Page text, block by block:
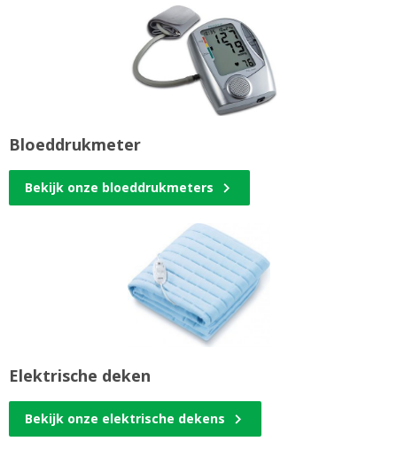
Bloeddrukmeter
Bekijk onze bloeddrukmeters
Elektrische deken
Bekijk onze elektrische dekens